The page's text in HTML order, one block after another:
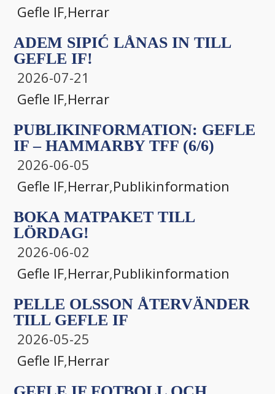
Gefle IF,Herrar
ADEM SIPIĆ LÅNAS IN TILL
GEFLE IF!
2026-07-21
Gefle IF,Herrar
PUBLIKINFORMATION: GEFLE
IF – HAMMARBY TFF (6/6)
2026-06-05
Gefle IF,Herrar,Publikinformation
BOKA MATPAKET TILL
LÖRDAG!
2026-06-02
Gefle IF,Herrar,Publikinformation
PELLE OLSSON ÅTERVÄNDER
TILL GEFLE IF
2026-05-25
Gefle IF,Herrar